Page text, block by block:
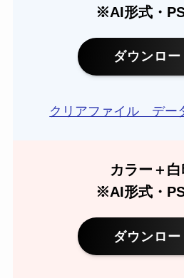
※AI形式・
ダウンロー
クリアファイル デー
カラー＋白
※AI形式・
ダウンロー